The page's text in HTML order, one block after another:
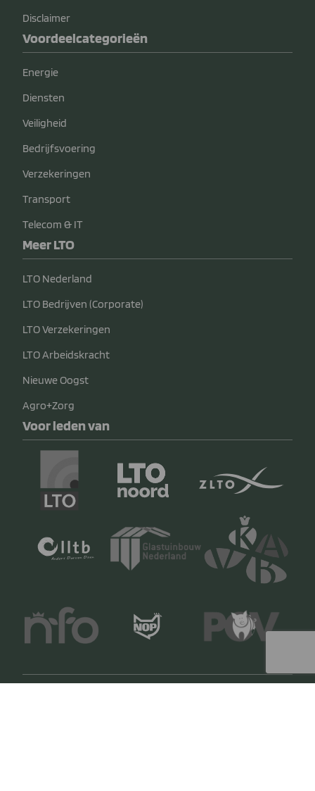
Disclaimer
Voordeelcategorieën
Energie
Diensten
Veiligheid
Bedrijfsvoering
Verzekeringen
Transport
Telecom & IT
Meer LTO
LTO Nederland
LTO Bedrijven (Corporate)
LTO Verzekeringen
LTO Arbeidskracht
Nieuwe Oogst
Agro+Zorg
Voor leden van